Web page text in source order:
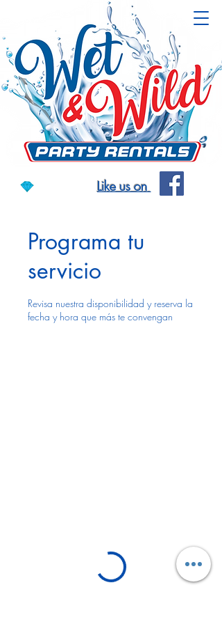
Like us on
Programa tu
servicio
Revisa nuestra disponibilidad y reserva la
fecha y hora que más te convengan